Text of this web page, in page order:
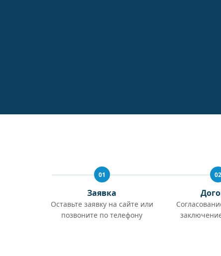
01
Заявка
Оставьте заявку на сайте или
позвоните по телефону
02